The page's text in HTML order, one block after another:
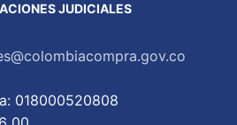
JUDICIALES
018000520808